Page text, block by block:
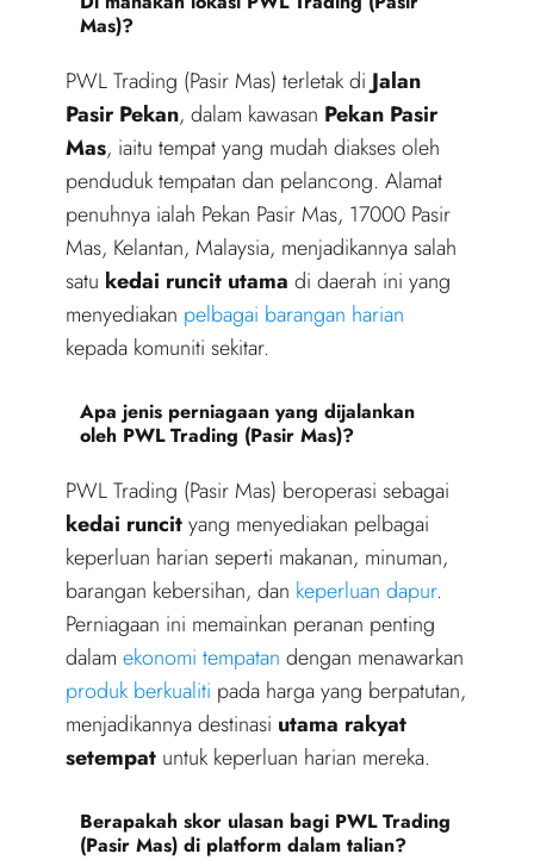
Mas)?
PWL Trading (Pasir Mas) terletak di Jalan
Pasir Pekan, dalam kawasan Pekan Pasir
Mas, iaitu tempat yang mudah diakses oleh
penduduk tempatan dan pelancong. Alamat
penuhnya ialah Pekan Pasir Mas, 17000 Pasir
Mas, Kelantan, Malaysia, menjadikannya salah
satu kedai runcit utama di daerah ini yang
menyediakan pelbagai barangan harian
kepada komuniti sekitar.
Apa jenis perniagaan yang dijalankan
oleh PWL Trading (Pasir Mas)?
PWL Trading (Pasir Mas) beroperasi sebagai
kedai runcityang menyediakan pelbagai
keperluan harian seperti makanan, minuman,
barangan kebersihan, dan keperluan dapur.
Perniagaan ini memainkan peranan penting
dalam ekonomi tempatan dengan menawarkan
produk berkualiti pada harga yang berpatutan,
menjadikannya destinasi utama rakyat
setempat untuk keperluan harian mereka.
Berapakah skor ulasan bagi PWL Trading
(Pasir Mas) di platform dalam talian?